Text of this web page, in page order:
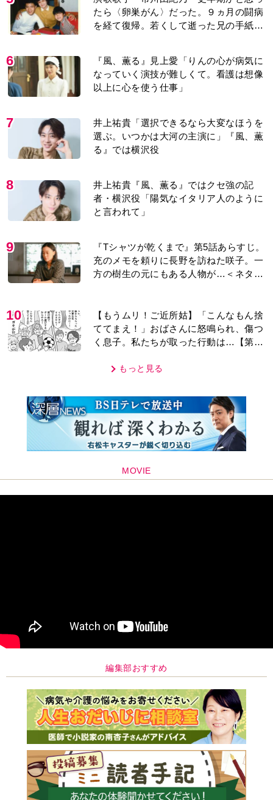
たら〈卵巣がん〉だった。９ヵ月の闘病
を経て復帰。若くして逝った兄の手紙を
6
『風、薫る』見上愛「りんの心が病気に
なっていく演技が難しくて。看護は想像
以上に心を使う仕事」
7
井上祐貴「選択できるなら大変なほうを
選ぶ。いつかは大河の主演に」『風、薫
る』では横沢役
8
井上祐貴『風、薫る』ではクセ強の記
者・横沢役「陽気なイタリア人のように
と言われて」
9
『Tシャツが乾くまで』第5話あらすじ。
充のメモを頼りに長野を訪ねた咲子。一
方の樹生の元にもある人物が…＜ネタバ
10
【もうムリ！ご近所姑】「こんなもん捨
ててまえ！」おばさんに怒鳴られ、傷つ
く息子。私たちが取った行動は…【第3
もっと見る
MOVIE
編集部おすすめ